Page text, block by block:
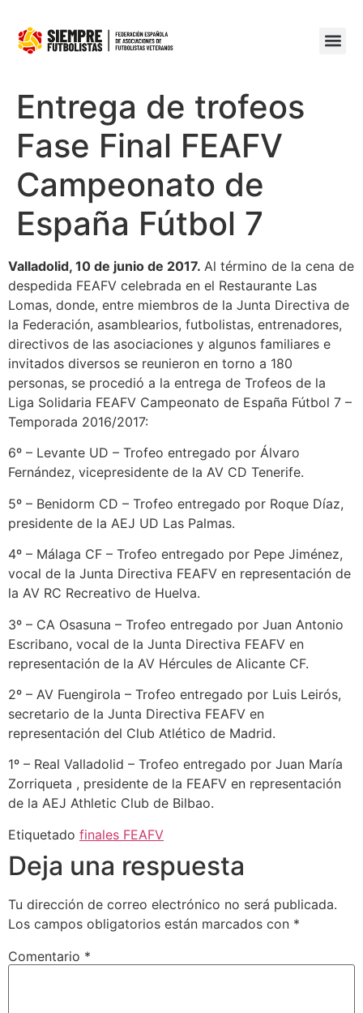
Entrega de trofeos
Fase Final FEAFV
Campeonato de
España Fútbol 7
Valladolid, 10 de junio de 2017. Al término de la cena de
despedida FEAFV celebrada en el Restaurante Las
Lomas, donde, entre miembros de la Junta Directiva de
la Federación, asamblearios, futbolistas, entrenadores,
directivos de las asociaciones y algunos familiares e
invitados diversos se reunieron en torno a 180
personas, se procedió a la entrega de Trofeos de la
Liga Solidaria FEAFV Campeonato de España Fútbol 7 –
Temporada 2016/2017:
6º – Levante UD – Trofeo entregado por Álvaro
Fernández, vicepresidente de la AV CD Tenerife.
5º – Benidorm CD – Trofeo entregado por Roque Díaz,
presidente de la AEJ UD Las Palmas.
4º – Málaga CF – Trofeo entregado por Pepe Jiménez,
vocal de la Junta Directiva FEAFV en representación de
la AV RC Recreativo de Huelva.
3º – CA Osasuna – Trofeo entregado por Juan Antonio
Escribano, vocal de la Junta Directiva FEAFV en
representación de la AV Hércules de Alicante CF.
2º – AV Fuengirola – Trofeo entregado por Luis Leirós,
secretario de la Junta Directiva FEAFV en
representación del Club Atlético de Madrid.
1º – Real Valladolid – Trofeo entregado por Juan María
Zorriqueta , presidente de la FEAFV en representación
de la AEJ Athletic Club de Bilbao.
Etiquetado finales FEAFV
Deja una respuesta
Tu dirección de correo electrónico no será publicada.
Los campos obligatorios están marcados con *
Comentario *